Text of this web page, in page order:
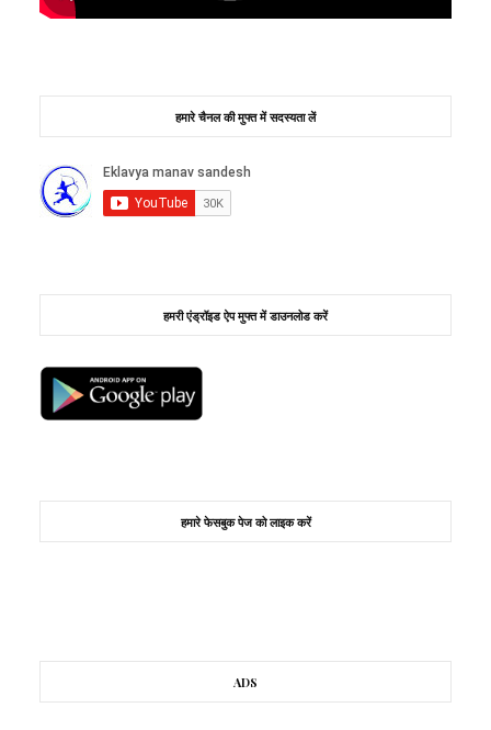
हमारे चैनल की मुफ्त में सदस्यता लें
हमरी एंड्रॉइड ऐप मुफ्त में डाउनलोड करें
हमारे फेसबुक पेज को लाइक करें
ADS